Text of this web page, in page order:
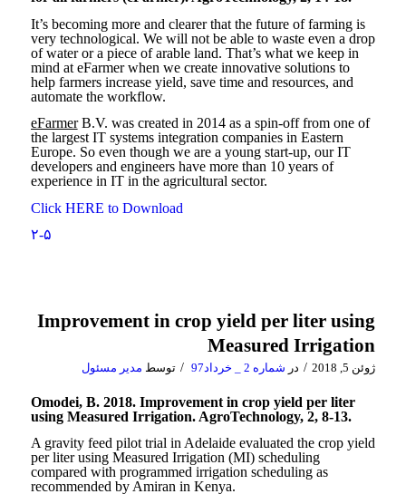
It’s becoming more and clearer that the future of farming is
very technological. We will not be able to waste even a drop
of water or a piece of arable land. That’s what we keep in
mind at eFarmer when we create innovative solutions to
help farmers increase yield, save time and resources, and
automate the workflow.
eFarmerB.V. was created in 2014 as a spin-off from one of
the largest IT systems integration companies in Eastern
Europe. So even though we are a young start-up, our IT
developers and engineers have more than 10 years of
experience in IT in the agricultural sector.
Click HERE to Download
۲-۵
Improvement in crop yield per liter using
Measured Irrigation
ژوئن 5, 2018 / در شماره 2 _ خرداد97 / توسط مدیر مسئول
Omodei, B. 2018. Improvement in crop yield per liter
using Measured Irrigation. AgroTechnology, 2, 8-13.
A gravity feed pilot trial in Adelaide evaluated the crop yield
per liter using Measured Irrigation (MI) scheduling
compared with programmed irrigation scheduling as
recommended by Amiran in Kenya.